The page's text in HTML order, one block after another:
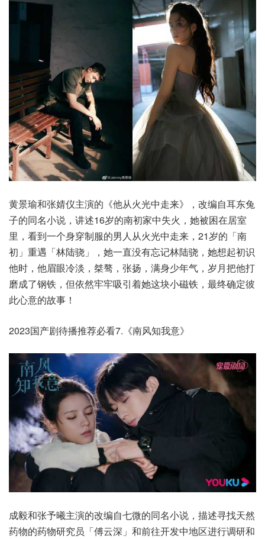
黄景瑜和张婧仪主演的《他从火光中走来》，改编自耳东兔
子的同名小说，讲述16岁的南初家中失火，她被困在居室
里，看到一个身穿制服的男人从火光中走来，21岁的「南
初」重遇「林陆骁」，她一直没有忘记林陆骁，她想起初识
他时，他眉眼冷淡，桀骜，张扬，满身少年气，岁月把他打
磨成了钢铁，但依然牢牢吸引着她这块小磁铁，最终确定彼
此心意的故事！
2023国产剧待播推荐必看7.《南风知我意》
成毅和张予曦主演的改编自七微的同名小说，描述寻找天然
药物的药物研究员「傅云深」和前往开发中地区进行调研和